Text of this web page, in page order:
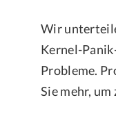
Wir
Kernel-
Probleme.
Sie mehr,